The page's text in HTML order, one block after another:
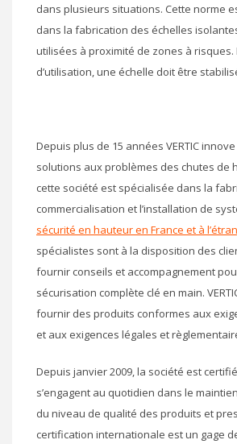
dans plusieurs situations. Cette norme
dans la fabrication des échelles
utilisées à proximité de zones à risques.
d’utilisation, une échelle doit être
Depuis plus de 15 années VERTIC
solutions aux problèmes des chutes de
cette société est spécialisée dans la
commercialisation et l’installation de
sécurité en hauteur en France et à
spécialistes sont à la disposition des
fournir conseils et accompagnement
sécurisation complète clé en main.
fournir des produits conformes aux
et aux exigences légales et
Depuis janvier 2009, la société est
s’engagent au quotidien dans le
du niveau de qualité des produits et
certification internationale est un gage